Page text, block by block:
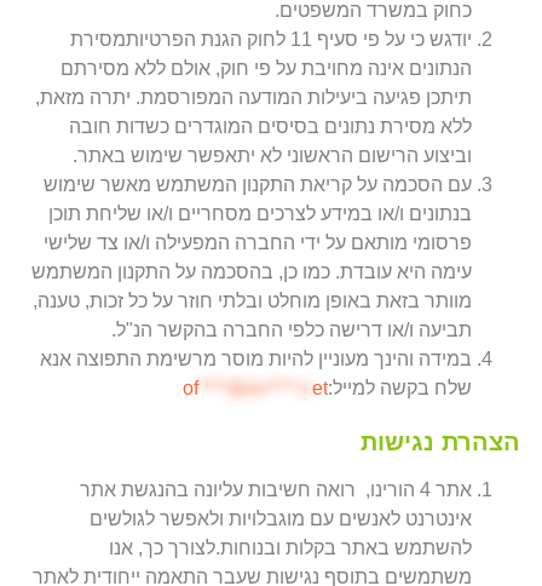
כחוק במשרד המשפטים.
יודגש כי על פי סעיף 11 לחוק הגנת הפרטיותמסירת
הנתונים אינה מחויבת על פי חוק, אולם ללא מסירתם
תיתכן פגיעה ביעילות המודעה המפורסמת. יתרה מזאת,
ללא מסירת נתונים בסיסים המוגדרים כשדות חובה
וביצוע הרישום הראשוני לא יתאפשר שימוש באתר.
עם הסכמה על קריאת התקנון המשתמש מאשר שימוש
בנתונים ו/או במידע לצרכים מסחריים ו/או שליחת תוכן
פרסומי מותאם על ידי החברה המפעילה ו/או צד שלישי
עימה היא עובדת. כמו כן, בהסכמה על התקנון המשתמש
מוותר בזאת באופן מוחלט ובלתי חוזר על כל זכות, טענה,
תביעה ו/או דרישה כלפי החברה בהקשר הנ"ל.
במידה והינך מעוניין להיות מוסר מרשימת התפוצה אנא
שלח בקשה למייל:
of****@av****.n et
הצהרת נגישות
אתר 4 הורינו, רואה חשיבות עליונה בהנגשת אתר
אינטרנט לאנשים עם מוגבלויות ולאפשר לגולשים
להשתמש באתר בקלות ובנוחות.לצורך כך, אנו
משתמשים בתוסף נגישות שעבר התאמה ייחודית לאתר